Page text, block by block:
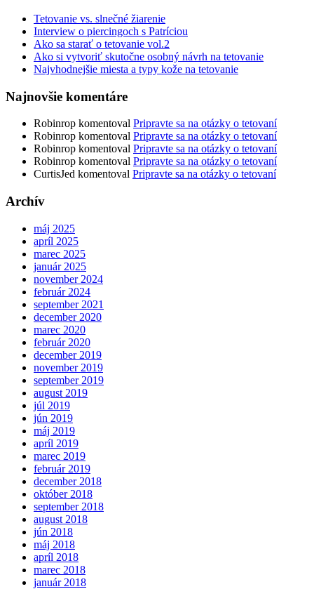
Tetovanie vs. slnečné žiarenie
Interview o piercingoch s Patríciou
Ako sa starať o tetovanie vol.2
Ako si vytvoriť skutočne osobný návrh na tetovanie
Najvhodnejšie miesta a typy kože na tetovanie
Najnovšie komentáre
Robinrop komentoval Pripravte sa na otázky o tetovaní
Robinrop komentoval Pripravte sa na otázky o tetovaní
Robinrop komentoval Pripravte sa na otázky o tetovaní
Robinrop komentoval Pripravte sa na otázky o tetovaní
CurtisJed komentoval Pripravte sa na otázky o tetovaní
Archív
máj 2025
apríl 2025
marec 2025
január 2025
november 2024
február 2024
september 2021
december 2020
marec 2020
február 2020
december 2019
november 2019
september 2019
august 2019
júl 2019
jún 2019
máj 2019
apríl 2019
marec 2019
február 2019
december 2018
október 2018
september 2018
august 2018
jún 2018
máj 2018
apríl 2018
marec 2018
január 2018